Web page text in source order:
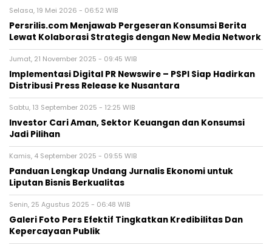
Selasa, 19 Mei 2026 - 06:52 WIB
Persrilis.com Menjawab Pergeseran Konsumsi Berita
Lewat Kolaborasi Strategis dengan New Media Network
Jumat, 21 November 2025 - 09:45 WIB
Implementasi Digital PR Newswire – PSPI Siap Hadirkan
Distribusi Press Release ke Nusantara
Sabtu, 13 September 2025 - 12:25 WIB
Investor Cari Aman, Sektor Keuangan dan Konsumsi
Jadi Pilihan
Kamis, 4 September 2025 - 09:55 WIB
Panduan Lengkap Undang Jurnalis Ekonomi untuk
Liputan Bisnis Berkualitas
Senin, 25 Agustus 2025 - 06:48 WIB
Galeri Foto Pers Efektif Tingkatkan Kredibilitas Dan
Kepercayaan Publik